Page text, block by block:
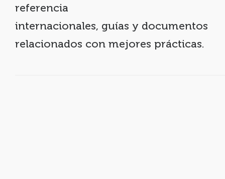
referencia
internacionales, guías y documentos
relacionados con mejores prácticas.